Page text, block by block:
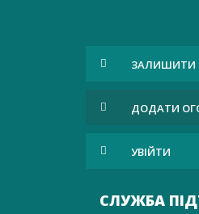
ЗАЛИШИТИ
ДОДАТИ
УВІЙТИ
СЛУЖБА